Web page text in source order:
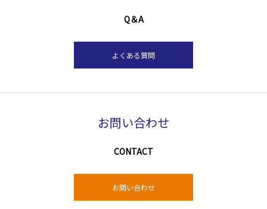
Q＆A
よくある質問
お問い合わせ
CONTACT
お問い合わせ